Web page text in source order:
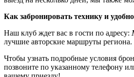
Как забронировать технику и
Наш клуб ждет вас в гости по адресу:
лучшие авторские маршруты региона.
Чтобы узнать подробные условия
позвоните по указанному телефону